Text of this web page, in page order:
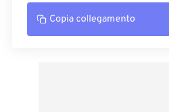
Copia collegamento